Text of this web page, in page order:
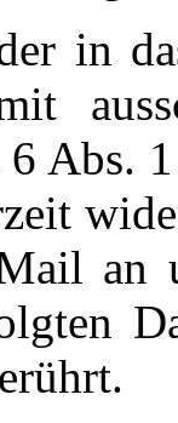
in
Abs.
an